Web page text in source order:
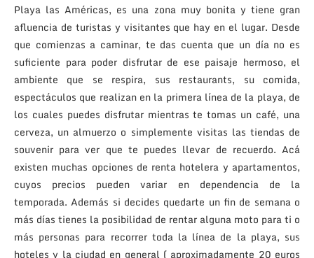
Playa las Américas, es una zona muy bonita y tiene gran
afluencia de turistas y visitantes que hay en el lugar. Desde
que comienzas a caminar, te das cuenta que un día no es
suficiente para poder disfrutar de ese paisaje hermoso, el
ambiente que se respira, sus restaurants, su comida,
espectáculos que realizan en la primera línea de la playa, de
los cuales puedes disfrutar mientras te tomas un café, una
cerveza, un almuerzo o simplemente visitas las tiendas de
souvenir para ver que te puedes llevar de recuerdo. Acá
existen muchas opciones de renta hotelera y apartamentos,
cuyos precios pueden variar en dependencia de la
temporada. Además si decides quedarte un fin de semana o
más días tienes la posibilidad de rentar alguna moto para ti o
más personas para recorrer toda la línea de la playa, sus
hoteles y la ciudad en general ( aproximadamente 20 euros